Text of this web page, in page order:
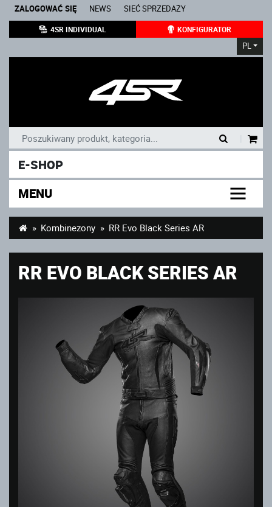
ZALOGOWAĆ SIĘ NEWS SIEĆ SPRZEDAŻY
4SR INDIVIDUAL KONFIGURATOR
PL
E-SHOP
MENU
Kombinezony RR Evo Black Series AR
RR EVO BLACK SERIES AR